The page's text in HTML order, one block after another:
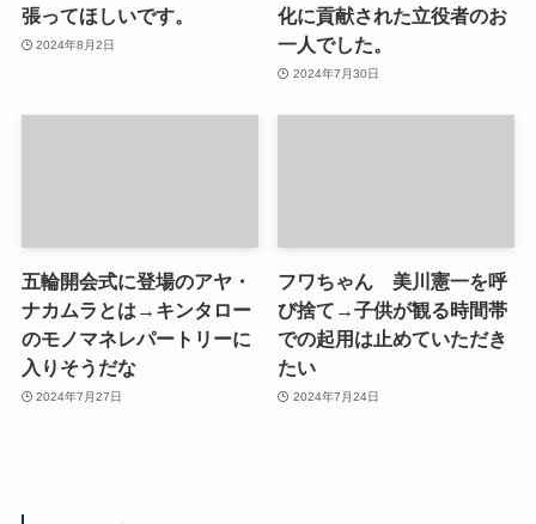
張ってほしいです。
2024年8月2日
化に貢献された立役者のお
一人でした。
2024年7月30日
五輪開会式に登場のアヤ・
ナカムラとは→キンタロー
のモノマネレパートリーに
入りそうだな
2024年7月27日
フワちゃん 美川憲一を呼
び捨て→子供が観る時間帯
での起用は止めていただき
たい
2024年7月24日